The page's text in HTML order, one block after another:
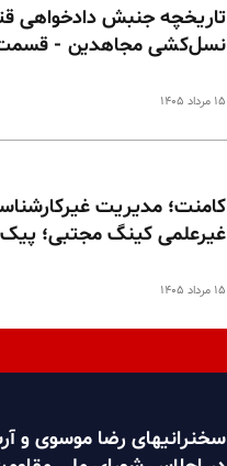
تاریخچه جنبش دادخواهی
نسل‌کشی مجاهدین -
۱۵ مرداد ۱۴۰۵
کامنت؛ مدیریت
غیرعلمی کینگ مجتبی؛
۱۵ مرداد ۱۴۰۵
سخنرانیهای رضا موسوی و